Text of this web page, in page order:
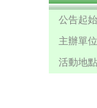
公告起
主辦單
活動地